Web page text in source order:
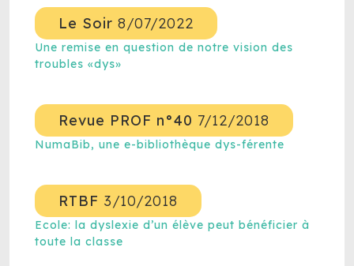
Le Soir 8/07/2022
Une remise en question de notre vision des
troubles «dys»
Revue PROF n°40 7/12/2018
NumaBib, une e-bibliothèque dys-férente
RTBF 3/10/2018
Ecole: la dyslexie d’un élève peut bénéficier à
toute la classe